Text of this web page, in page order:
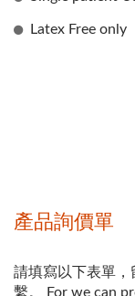
Latex Free only